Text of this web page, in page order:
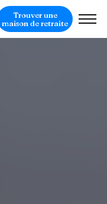
Trouver une
maison de retraite